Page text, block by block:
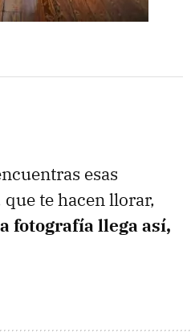
esas
te hacen llorar,
fotografía llega así,